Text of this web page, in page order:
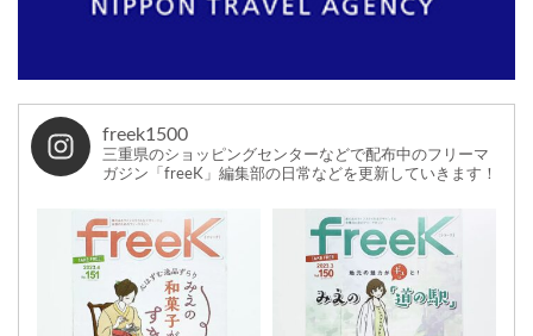
freek1500
三重県のショッピングセンターなどで配布中のフリーマ
ガジン「freeK」編集部の日常などを更新していきます！